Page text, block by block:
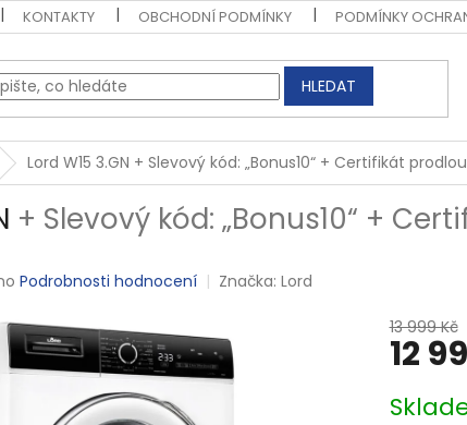
KONTAKTY OBCHODNÍ PODMÍNKY PODMÍNKY
HLEDAT
Lord W15 3.GN + Slevový kód: „Bonus10“ + Certifikát
+ Slevový kód: „Bonus10“ +
Podrobnosti hodnocení Značka: Lord
13 999 Kč
12
cena: